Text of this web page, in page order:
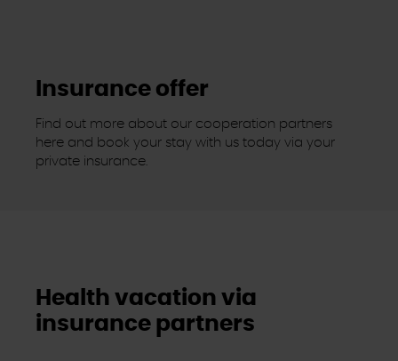
Insurance offer
Find out more about our cooperation partners
here and book your stay with us today via your
private insurance.
Health vacation via
insurance partners